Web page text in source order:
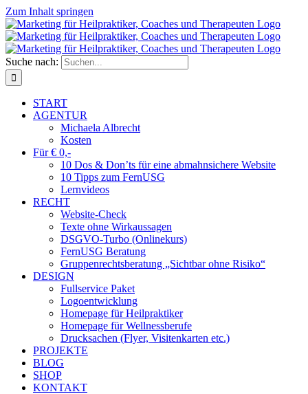
Zum Inhalt springen
Suche nach:
START
AGENTUR
Michaela Albrecht
Kosten
Für € 0,-
10 Dos & Don’ts für eine abmahnsichere Website
10 Tipps zum FernUSG
Lernvideos
RECHT
Website-Check
Texte ohne Wirkaussagen
DSGVO-Turbo (Onlinekurs)
FernUSG Beratung
Gruppenrechtsberatung „Sichtbar ohne Risiko“
DESIGN
Fullservice Paket
Logoentwicklung
Homepage für Heilpraktiker
Homepage für Wellnessberufe
Drucksachen (Flyer, Visitenkarten etc.)
PROJEKTE
BLOG
SHOP
KONTAKT